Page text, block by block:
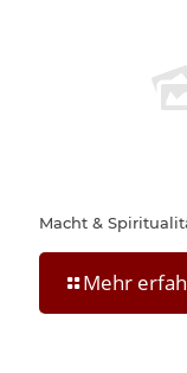
Macht &
Mehr